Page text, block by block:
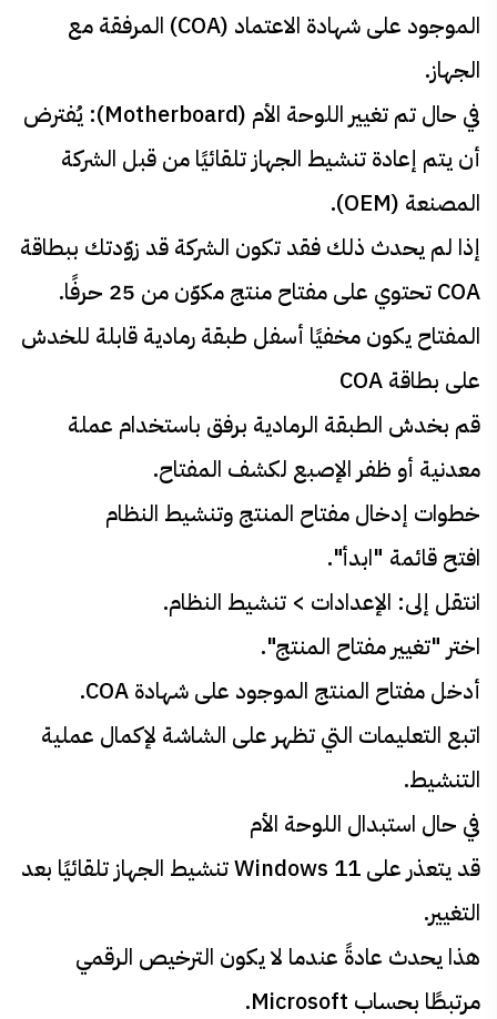
الموجود على شهادة الاعتماد (COA) المرفقة مع
الجهاز.
في حال تم تغيير اللوحة الأم (Motherboard): يُفترض
أن يتم إعادة تنشيط الجهاز تلقائيًا من قبل الشركة
المصنعة (OEM).
إذا لم يحدث ذلك فقد تكون الشركة قد زوّدتك ببطاقة
COA تحتوي على مفتاح منتج مكوّن من 25 حرفًا.
المفتاح يكون مخفيًا أسفل طبقة رمادية قابلة للخدش
على بطاقة COA
قم بخدش الطبقة الرمادية برفق باستخدام عملة
معدنية أو ظفر الإصبع لكشف المفتاح.
خطوات إدخال مفتاح المنتج وتنشيط النظام
افتح قائمة "ابدأ".
انتقل إلى: الإعدادات > تنشيط النظام.
اختر "تغيير مفتاح المنتج".
أدخل مفتاح المنتج الموجود على شهادة COA.
اتبع التعليمات التي تظهر على الشاشة لإكمال عملية
التنشيط.
في حال استبدال اللوحة الأم
قد يتعذر على Windows 11 تنشيط الجهاز تلقائيًا بعد
التغيير.
هذا يحدث عادةً عندما لا يكون الترخيص الرقمي
مرتبطًا بحساب Microsoft.